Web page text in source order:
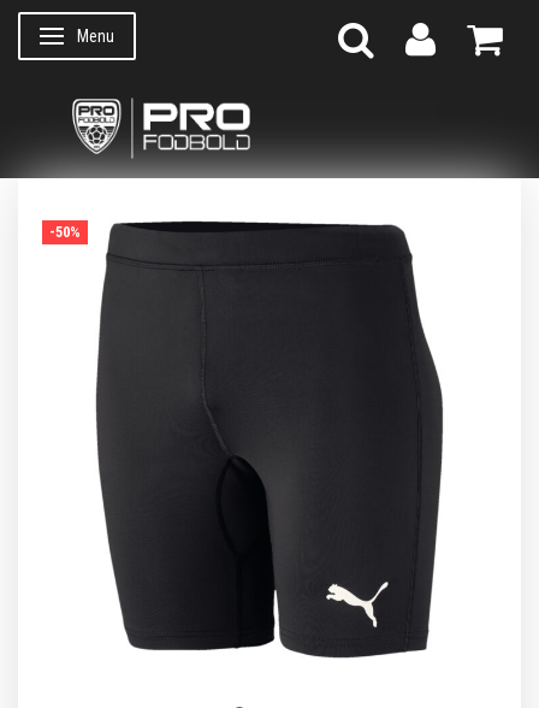
Skifte navigation
Menu
-50%